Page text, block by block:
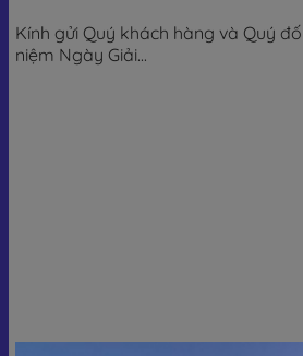
Kính gửi Quý khách hàng và Quý
niệm Ngày Giải...